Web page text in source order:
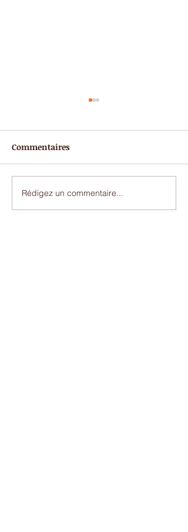
Moussaka et boulettes
Commentaires
Rédigez un commentaire...